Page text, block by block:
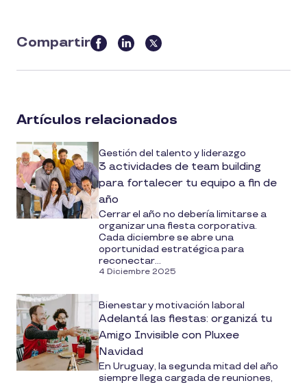
Compartir
this
article
social
media
Artículos relacionados
Gestión del talento y liderazgo
3 actividades de team building
para fortalecer tu equipo a fin de
año
Cerrar el año no debería limitarse a
organizar una fiesta corporativa.
Cada diciembre se abre una
oportunidad estratégica para
reconectar...
4 Diciembre 2025
Bienestar y motivación laboral
Adelantá las fiestas: organizá tu
Amigo Invisible con Pluxee
Navidad
En Uruguay, la segunda mitad del año
siempre llega cargada de reuniones,